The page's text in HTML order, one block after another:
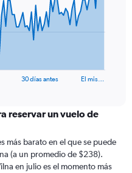
30 días antes El mis…
reservar un vuelo de
más barato en el que se puede
(a un promedio de $238).
en julio es el momento más